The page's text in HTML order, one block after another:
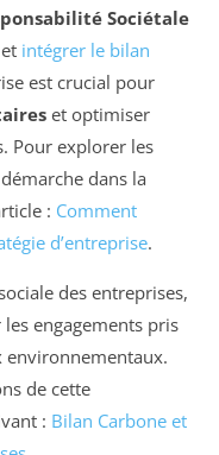
Sociétale
intégrer le bilan
est crucial pour
et optimiser
Pour explorer les
dans la
: Comment
d’entreprise.
des entreprises,
engagements pris
environnementaux.
de cette
: Bilan Carbone et